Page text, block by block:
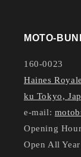
MOTO-
160-0023
Haines
ku Tokyo,
e-mail:
Opening
Open All